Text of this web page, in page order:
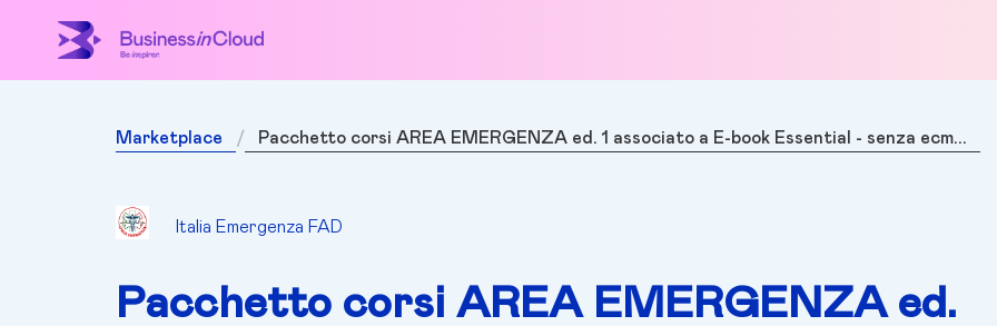
Marketplace Pacchetto corsi AREA EMERGENZA ed. 1 associato a E-book Essential - senza ecm...
Italia Emergenza FAD
Pacchetto corsi AREA EMERGENZA ed.